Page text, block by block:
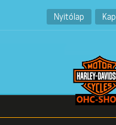
Nyitólap